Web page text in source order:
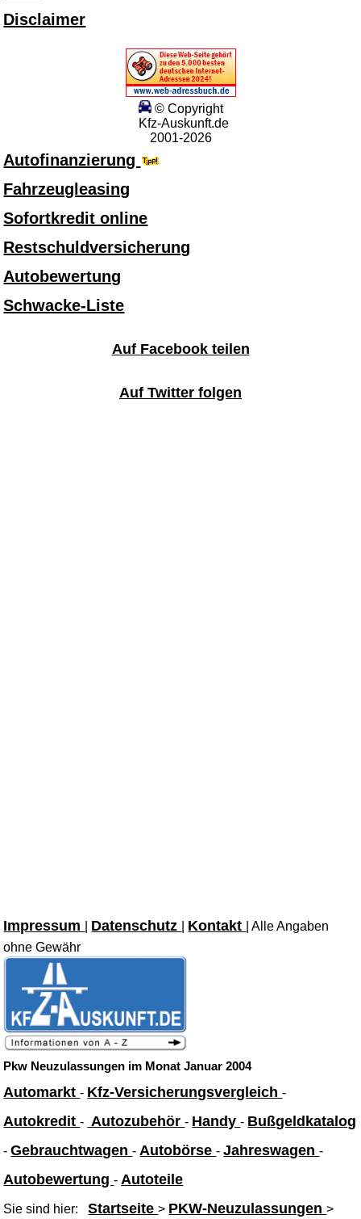
Disclaimer
© Copyright
Kfz-Auskunft.de
2001-2026
Autofinanzierung
Fahrzeugleasing
Sofortkredit online
Restschuldversicherung
Autobewertung
Schwacke-Liste
Auf Facebook teilen
Auf Twitter folgen
Impressum Datenschutz Kontakt
| Alle Angaben
ohne Gewähr
Pkw Neuzulassungen im Monat Januar 2004
Automarkt- Kfz-Versicherungsvergleich-
Autokredit- Autozubehör- Handy- Bußgeldkatalog
-Gebrauchtwagen- Autobörse-Jahreswagen-
Autobewertung- Autoteile
Sie sind hier:Startseite> PKW-Neuzulassungen>